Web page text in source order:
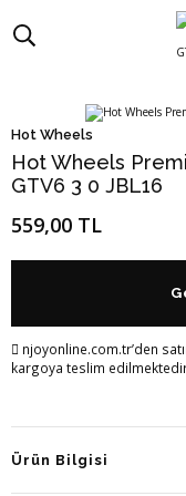
Hot Wheels
Hot Wheels
GTV6 3 0 JBL16
559,00 TL
njoyonline.com.tr’den
kargoya teslim
Ürün Bilgisi